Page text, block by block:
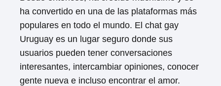
ha convertido en una de las plataformas más
populares en todo el mundo. El chat gay
Uruguay es un lugar seguro donde sus
usuarios pueden tener conversaciones
interesantes, intercambiar opiniones, conocer
gente nueva e incluso encontrar el amor.